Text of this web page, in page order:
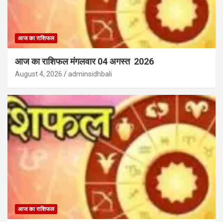
आज का राशिफल
आज का राशिफल मंगलवार 04 अगस्त 2026
August 4, 2026 adminsidhbali
आज का राशिफल